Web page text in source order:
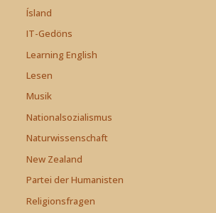
Ísland
IT-Gedöns
Learning English
Lesen
Musik
Nationalsozialismus
Naturwissenschaft
New Zealand
Partei der Humanisten
Religionsfragen